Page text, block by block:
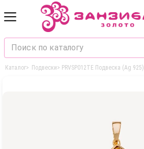
Каталог> Подвески> PRVSP012TE Подвеска (Ag 925)